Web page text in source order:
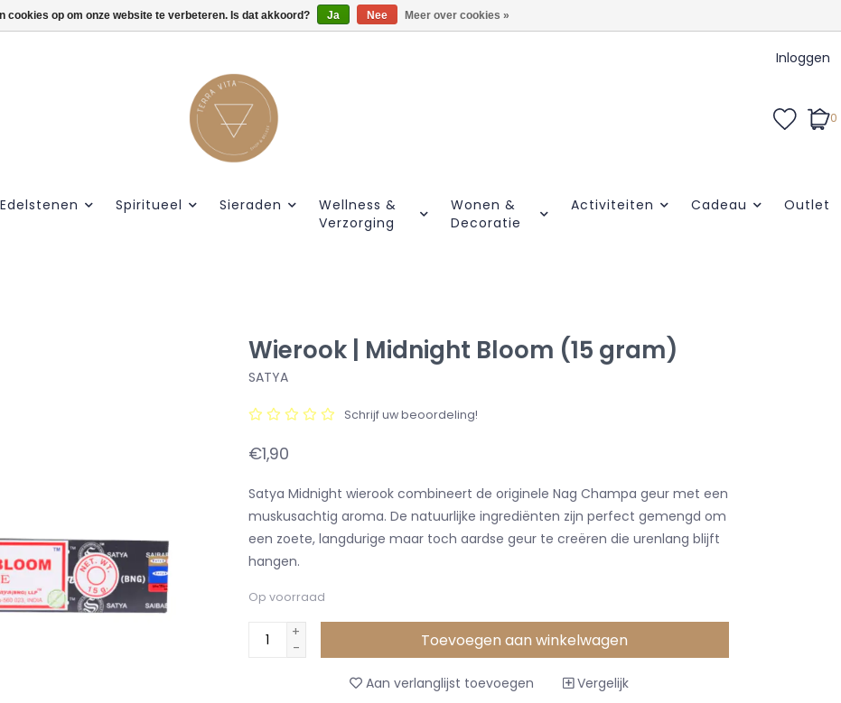
Gratis verzendig vanaf €55.
Inloggen
0
Edelstenen Spiritueel Sieraden
Wellness &
Verzorging
Wonen &
Decoratie
Activiteiten Cadeau Outlet
Wierook | Midnight Bloom (15 gram)
SATYA
Schrijf uw beoordeling!
€1,90
Satya Midnight wierook combineert de originele Nag Champa geur met een
muskusachtig aroma. De natuurlijke ingrediënten zijn perfect gemengd om
een ​​zoete, langdurige maar toch aardse geur te creëren die urenlang blijft
hangen.
Op voorraad
+
-
Toevoegen aan winkelwagen
Aan verlanglijst toevoegen Vergelijk
cookies op om onze website te verbeteren. Is dat akkoord? Ja Nee Meer over cookies »